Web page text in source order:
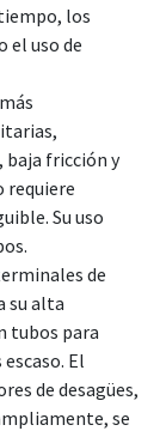
los
el uso de
baja fricción y
requiere
Su uso
de
su alta
tubos para
El
de desagües,
se